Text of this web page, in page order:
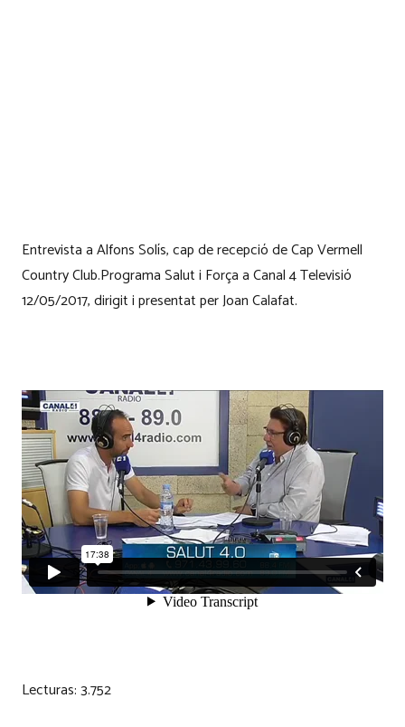
Entrevista a Alfons Solís, cap de recepció de Cap Vermell
Country Club.Programa Salut i Força a Canal 4 Televisió
12/05/2017, dirigit i presentat per Joan Calafat.
Lecturas:3.752